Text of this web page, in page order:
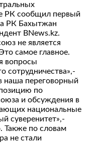
РК сообщил первый
РК Бахытжан
BNews.kz.
не является
самое главное.
вопросы
сотрудничества»,-
наша переговорный
по
и обсуждения в
национальные
суверенитет»,-
Также по словам
не стали